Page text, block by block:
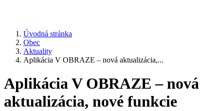
Úvodná stránka
Obec
Aktuality
Aplikácia V OBRAZE – nová aktualizácia,...
Aplikácia V OBRAZE – nová
aktualizácia, nové funkcie